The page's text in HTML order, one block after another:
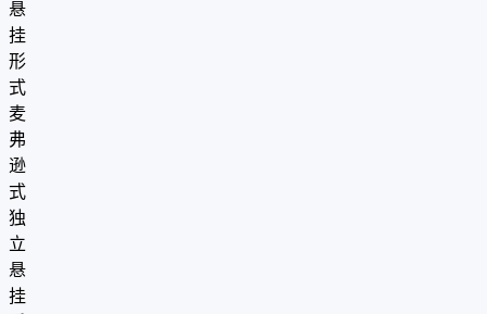
悬
挂
形
式
麦
弗
逊
式
独
立
悬
挂